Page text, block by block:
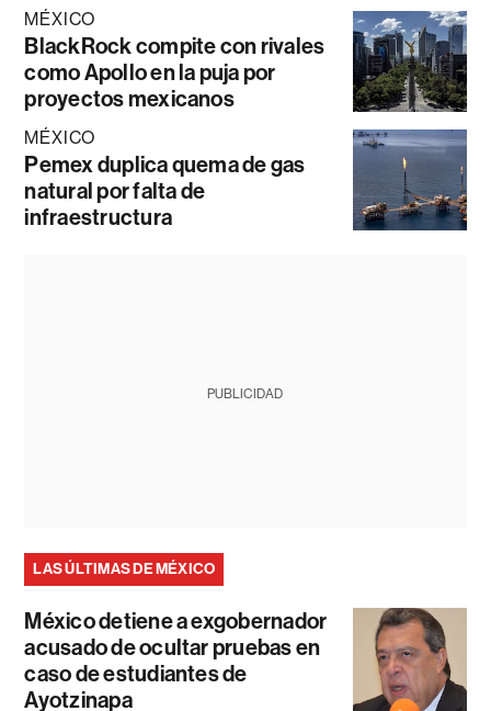
MÉXICO
BlackRock compite con rivales
como Apollo en la puja por
proyectos mexicanos
MÉXICO
Pemex duplica quema de gas
natural por falta de
infraestructura
PUBLICIDAD
LAS ÚLTIMAS DE MÉXICO
México detiene a exgobernador
acusado de ocultar pruebas en
caso de estudiantes de
Ayotzinapa